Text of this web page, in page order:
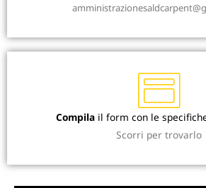
Compilail form con le
Scorri per trovarlo